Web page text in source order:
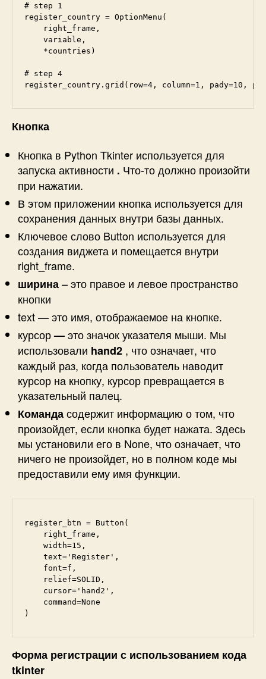
# step 1
register_country = OptionMenu(
    right_frame,
    variable,
    *countries)
# step 4
Кнопка
Кнопка в Python Tkinter используется для
запуска активности . Что-то должно произойти
при нажатии.
В этом приложении кнопка используется для
сохранения данных внутри базы данных.
Ключевое слово Button используется для
создания виджета и помещается внутри
right_frame.
ширина– это правое и левое пространство
кнопки
text — это имя, отображаемое на кнопке.
курсор—это значок указателя мыши. Мы
использовали hand2 , что означает, что
каждый раз, когда пользователь наводит
курсор на кнопку, курсор превращается в
указательный палец.
Командасодержит информацию о том, что
произойдет, если кнопка будет нажата. Здесь
мы установили его в None, что означает, что
ничего не произойдет, но в полном коде мы
предоставили ему имя функции.
register_btn = Button(
    right_frame,
    width=15,
    text='Register',
    font=f,
    relief=SOLID,
    cursor='hand2',
    command=None
)
Форма регистрации с использованием кода
tkinter